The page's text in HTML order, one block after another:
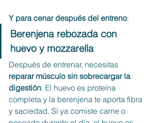
Y para cenar después del entreno:
Berenjena rebozada con
huevo y mozzarella
Después de entrenar, necesitas
reparar músculo sin sobrecargar la
digestión. El huevo es proteína
completa y la berenjena te aporta fibra
y saciedad. Si ya comiste carne o